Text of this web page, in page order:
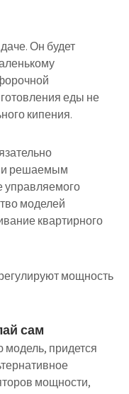
Он будет
еды не
кипения.
решаемым
моделей
квартирного
мощность
сам
придется
мощности,